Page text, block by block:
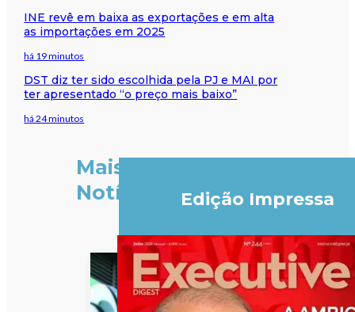
INE revê em baixa as exportações e em alta
as importações em 2025
há 19 minutos
DST diz ter sido escolhida pela PJ e MAI por
ter apresentado “o preço mais baixo”
há 24 minutos
Mais
Notícias
Edição Impressa